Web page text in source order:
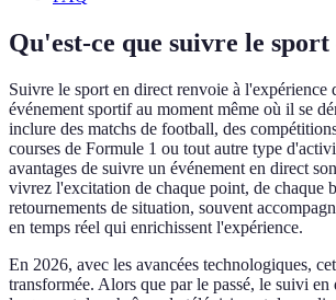
Qu'est-ce que suivre le
Suivre le sport en direct renvoie à l'expérience
événement sportif au moment même où il se
inclure des matchs de football, des
courses de Formule 1 ou tout autre type
avantages de suivre un événement en direct
vivrez l'excitation de chaque point, de chaque
retournements de situation, souvent
en temps réel qui enrichissent l'expérience.
En 2026, avec les avancées technologiques,
transformée. Alors que par le passé, le suivi en